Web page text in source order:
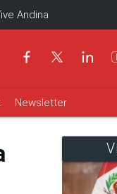
Andina
Newsletter